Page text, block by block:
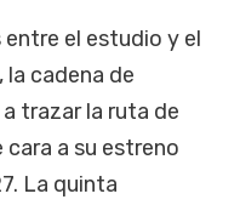
el estudio y el
cadena de
trazar la ruta de
a su estreno
La quinta